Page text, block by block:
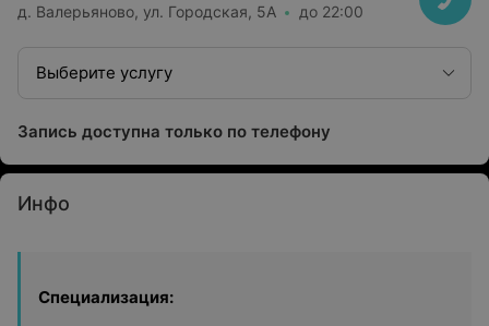
д. Валерьяново, ул. Городская, 5А до 22:00
Выберите услугу
Запись доступна только по телефону
Инфо
Специализация: